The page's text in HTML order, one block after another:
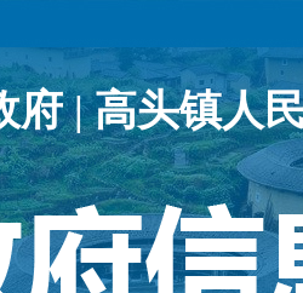
府 |高头镇人